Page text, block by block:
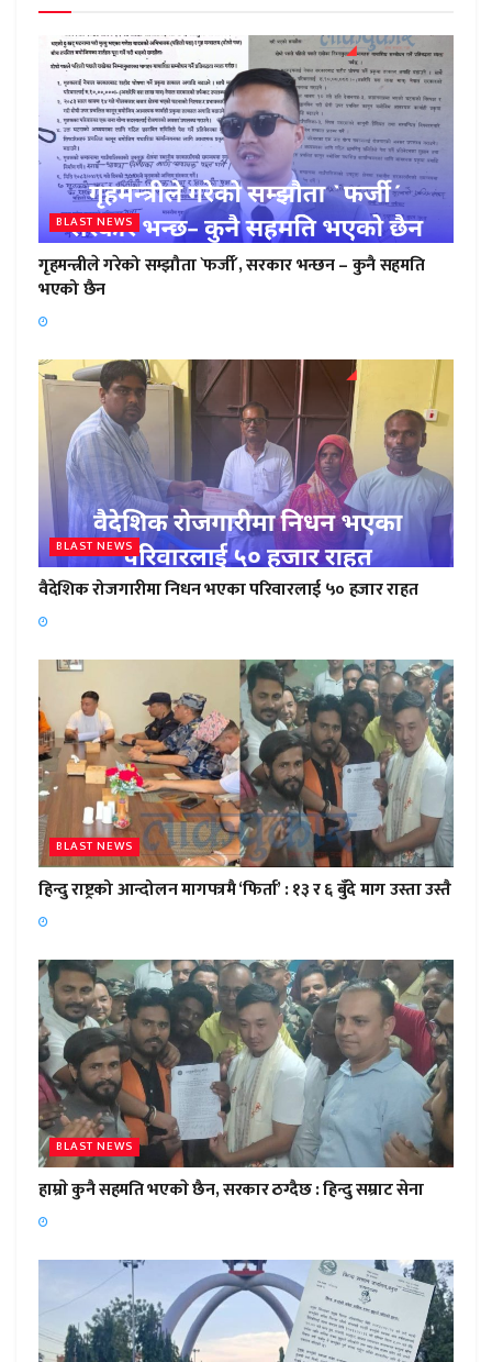
BLAST NEWS
गृहमन्त्रीले गरेको सम्झौता `फर्जी´, सरकार भन्छन – कुनै सहमति
भएको छैन
BLAST NEWS
वैदेशिक रोजगारीमा निधन भएका परिवारलाई ५० हजार राहत
BLAST NEWS
हिन्दु राष्ट्रको आन्दोलन मागपत्रमै ‘फिर्ता’ : १३ र ६ बुँदे माग उस्ता उस्तै
BLAST NEWS
हाम्राे कुनै सहमति भएकाे छैन, सरकार ठग्दैछ : हिन्दु सम्राट सेना